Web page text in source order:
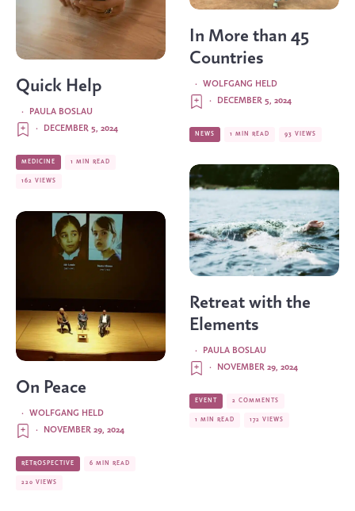
Quick Help
PAULA BOSLAU
·
DECEMBER 5, 2024
·
MEDICINE 1 MIN READ
162 VIEWS
On Peace
WOLFGANG HELD
·
NOVEMBER 29, 2024
·
RETROSPECTIVE 6 MIN READ
220 VIEWS
In More than 45
Countries
WOLFGANG HELD
·
DECEMBER 5, 2024
·
NEWS 1 MIN READ 93 VIEWS
Retreat with the
Elements
PAULA BOSLAU
·
NOVEMBER 29, 2024
·
EVENT 2 COMMENTS
1 MIN READ 172 VIEWS